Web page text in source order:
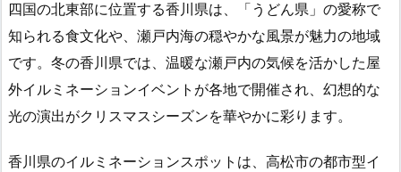
四国の北東部に位置する香川県は、「うどん県」の愛称で
知られる食文化や、瀬戸内海の穏やかな風景が魅力の地域
です。冬の香川県では、温暖な瀬戸内の気候を活かした屋
外イルミネーションイベントが各地で開催され、幻想的な
光の演出がクリスマスシーズンを華やかに彩ります。
香川県のイルミネーションスポットは、高松市の都市型イ